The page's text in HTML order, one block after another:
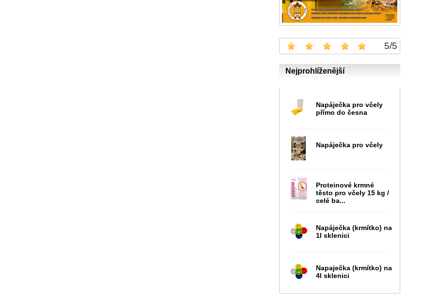
5/5
Nejprohlíženější
Napáječka pro včely
přímo do česna
Napáječka pro včely
Proteinové krmné
těsto pro včely 15 kg /
celé ba...
Napáječka (krmítko) na
1l sklenici
Napaječka (krmítko) na
4l sklenici